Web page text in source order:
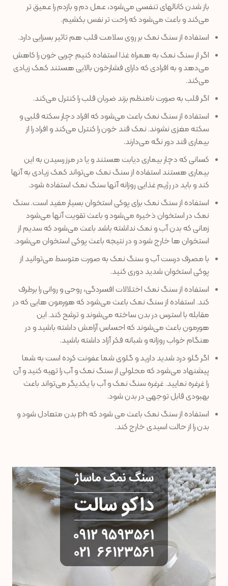
باز شدن کانالهای تنفسی می‌شود، عمل دم و بازدم را عمیق تر
می‌کند و باعث می‌شود که راحت تر نفس بکشیم.
استفاده از سنگ نمک بر روی سلامت قلب هم تاثیر بسزایی دارد.
اگر از سنگ نمک به همراه غذا استفاده کنیم چربی خون را کاهش
می‌دهد و به افرادی که دارای فشارخون بالایی هستند کمک زیادی
می‌کند.
اگر قلب به صورت نامنظم بزند ضربان قلب را کنترل می‌کند.
استفاده از سنگ نمک باعث می‌شود که افراد دچار سکته قلبی و
سکته مغزی نشوند. نمک قند خون را کنترل می‌کند و افراد را از
بیماری قند دور نگه می‌دارند.
کسانی که دچار بیماری دیابت هستند و یا در مرز رسیدن به این
بیماری هستند استفاده از سنگ نمک می‌تواند کمک زیادی به آنها
کند و باید در رژیم غذایی روزانه آنها سنگ نمک استفاده شود.
استفاده از سنگ نمک برای پوکی استخوان بسیار مفید است. سنگ
نمک در استخوان ذخیره می‌شود و باعث تقویت آنها می‌شود
زمانی که بدن آب و نمک نداشته باشد باعث می‌شود که سدیم از
استخوان ها خارج شود و در نتیجه باعث پوکی استخوان می‌شود.
با مصرف درست آب و سنگ نمک به صورت متوسط می‌توانید از
پوکی استخوان شدید دوری کنید.
استفاده از سنگ نمک اختلالات افسردگی، روحی و روانی را برطرف
کند. استفاده از سنگ نمک باعث می‌شود که هورمون هایی که در
مقابله با استرس در بدن ساخته می‌شوند و ترشح کند. این
هورمون باعث می‌شوند که احساس آرامش داشته باشید و در
هنگام خواب روزانه و شبانه فکر آزاد داشته باشید.
اگر گلو درد شدید دارید و گلوی شما عفونت کرده است به شما
پیشنهاد می‌شود که محلولی از سنگ نمک و آب را تهیه کنید و آن
را غرغره نمایید. غرغره سنگ نمک و آب با یکدیگر می‌تواند باعث
بهبودی قابل توجهی در بدن شود.
استفاده از سنگ نمک باعث می شود که ph بدن متعادل شود و
بدن را از حالت اسیدی خارج کند.